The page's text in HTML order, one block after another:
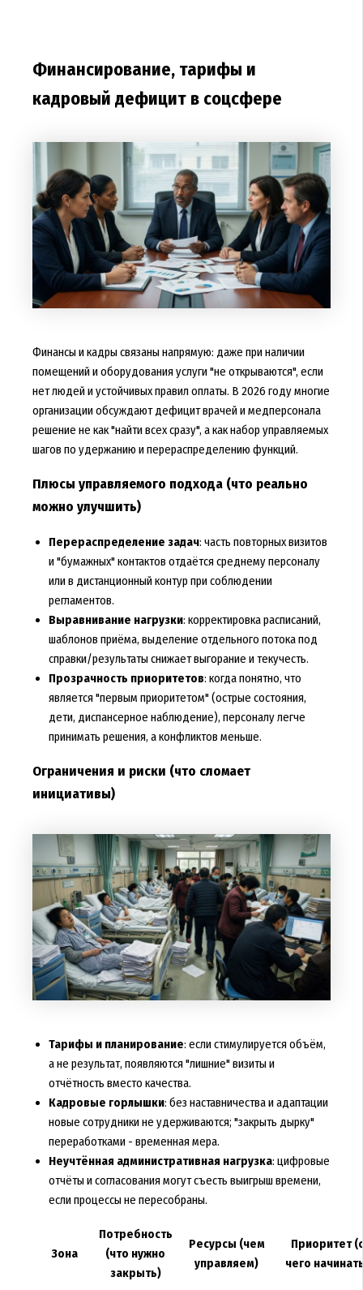
Финансирование, тарифы и
кадровый дефицит в соцсфере
Финансы и кадры связаны напрямую: даже при наличии
помещений и оборудования услуги "не открываются", если
нет людей и устойчивых правил оплаты. В 2026 году многие
организации обсуждают дефицит врачей и медперсонала
решение не как "найти всех сразу", а как набор управляемых
шагов по удержанию и перераспределению функций.
Плюсы управляемого подхода (что реально
можно улучшить)
Перераспределение задач: часть повторных визитов
и "бумажных" контактов отдаётся среднему персоналу
или в дистанционный контур при соблюдении
регламентов.
Выравнивание нагрузки: корректировка расписаний,
шаблонов приёма, выделение отдельного потока под
справки/результаты снижает выгорание и текучесть.
Прозрачность приоритетов: когда понятно, что
является "первым приоритетом" (острые состояния,
дети, диспансерное наблюдение), персоналу легче
принимать решения, а конфликтов меньше.
Ограничения и риски (что сломает
инициативы)
Тарифы и планирование: если стимулируется объём,
а не результат, появляются "лишние" визиты и
отчётность вместо качества.
Кадровые горлышки: без наставничества и адаптации
новые сотрудники не удерживаются; "закрыть дырку"
переработками - временная мера.
Неучтённая административная нагрузка: цифровые
отчёты и согласования могут съесть выигрыш времени,
если процессы не пересобраны.
Зона
Потребность
(что нужно
закрыть)
Ресурсы (чем
управляем)
Приоритет (с
чего